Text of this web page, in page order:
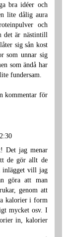
bra idéer och
lite dålig aura
och
det är nästintill
sig sån kost
som unnar sig
som ändå har
fundersam.
kommentar för
Det jag menar
de gör allt de
inlägget vill jag
göra att man
genom att
kalorier i form
mycket osv. I
in, kalorier